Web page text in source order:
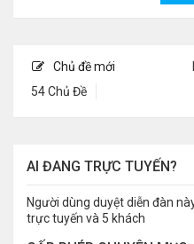
Chủ đề mới
54 Chủ Đề
AI ĐANG TRỰC TUYẾN?
Người dùng duyệt diễn đàn
trực tuyến và 5 khách